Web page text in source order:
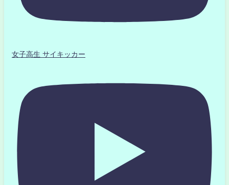
女子高生 サイキッカー